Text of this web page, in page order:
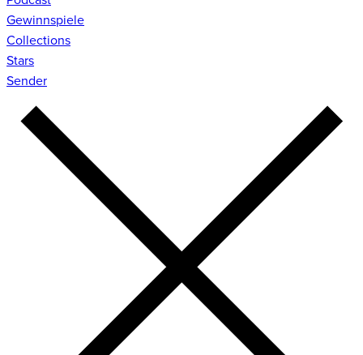
Gewinnspiele
Collections
Stars
Sender